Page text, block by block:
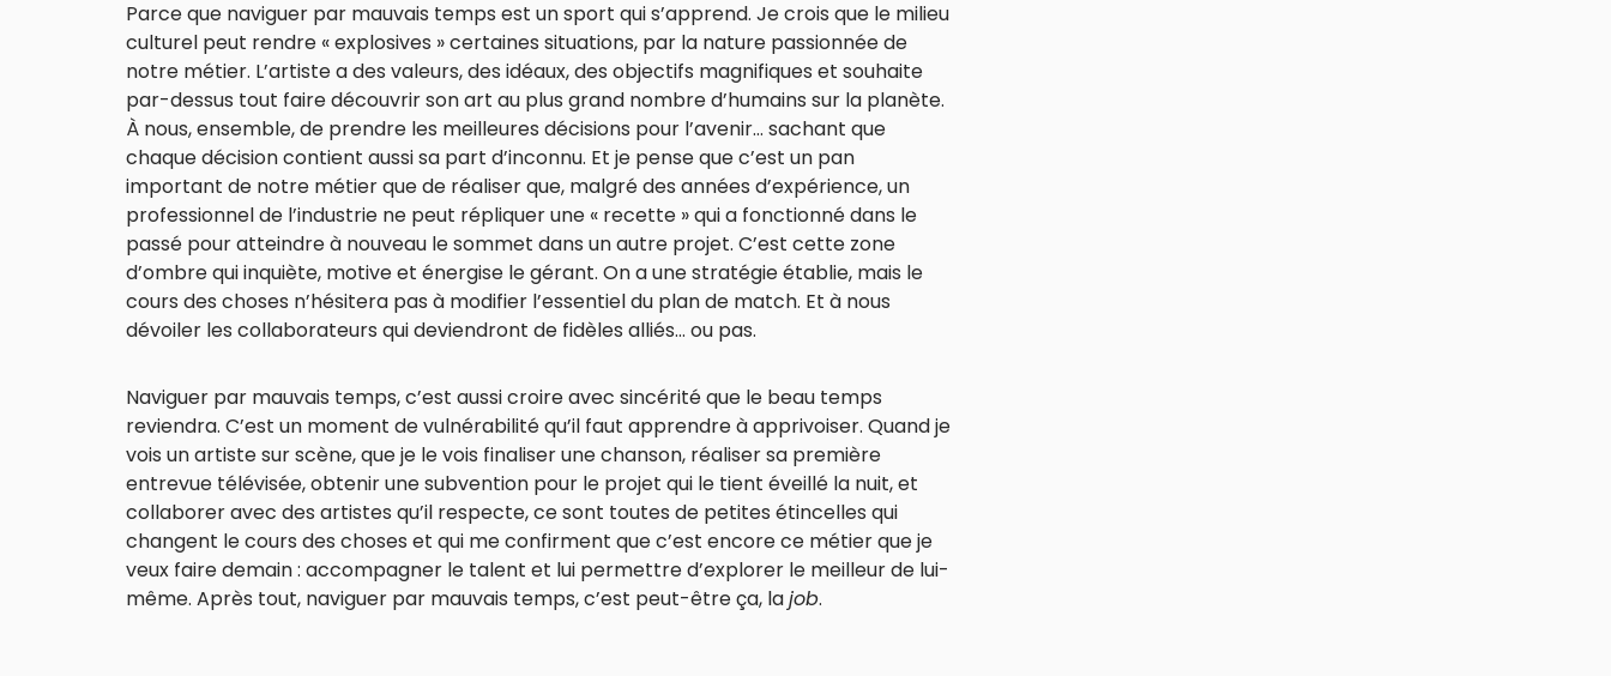
Parce que naviguer par mauvais temps est un sport qui s’apprend. Je crois que le milieu
culturel peut rendre « explosives » certaines situations, par la nature passionnée de
notre métier. L’artiste a des valeurs, des idéaux, des objectifs magnifiques et souhaite
par-dessus tout faire découvrir son art au plus grand nombre d’humains sur la planète.
À nous, ensemble, de prendre les meilleures décisions pour l’avenir… sachant que
chaque décision contient aussi sa part d’inconnu. Et je pense que c’est un pan
important de notre métier que de réaliser que, malgré des années d’expérience, un
professionnel de l’industrie ne peut répliquer une « recette » qui a fonctionné dans le
passé pour atteindre à nouveau le sommet dans un autre projet. C’est cette zone
d’ombre qui inquiète, motive et énergise le gérant. On a une stratégie établie, mais le
cours des choses n’hésitera pas à modifier l’essentiel du plan de match. Et à nous
dévoiler les collaborateurs qui deviendront de fidèles alliés… ou pas.
Naviguer par mauvais temps, c’est aussi croire avec sincérité que le beau temps
reviendra. C’est un moment de vulnérabilité qu’il faut apprendre à apprivoiser. Quand je
vois un artiste sur scène, que je le vois finaliser une chanson, réaliser sa première
entrevue télévisée, obtenir une subvention pour le projet qui le tient éveillé la nuit, et
collaborer avec des artistes qu’il respecte, ce sont toutes de petites étincelles qui
changent le cours des choses et qui me confirment que c’est encore ce métier que je
veux faire demain : accompagner le talent et lui permettre d’explorer le meilleur de lui-
même. Après tout, naviguer par mauvais temps, c’est peut-être ça, lajob.